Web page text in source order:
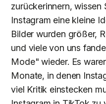
zurückerinnern, wissen
Instagram eine kleine
Bilder wurden größer,
und viele von uns
Mode" wieder. Es
Monate, in denen
viel Kritik einstecken